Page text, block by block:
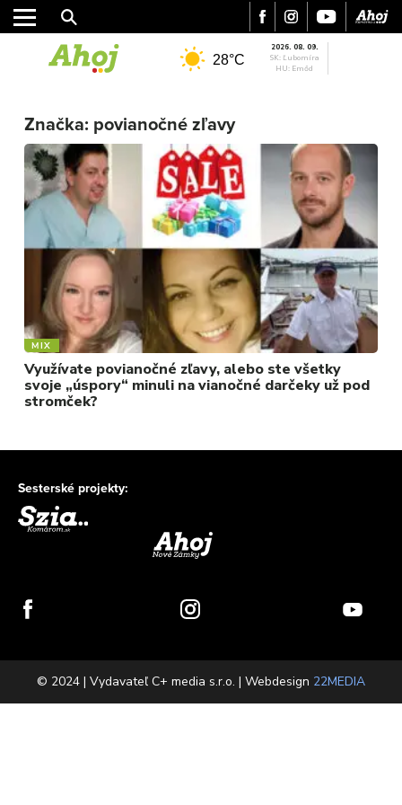
REGIÓN
ŠPORT
KULTÚRA
FOTKY
VIDEO
MIX
28°C
2026. 08. 09.
SK: Ľubomíra
HU: Emőd
Značka: povianočné zľavy
MIX
Využívate povianočné zľavy, alebo ste všetky
svoje „úspory“ minuli na vianočné darčeky už pod
stromček?
Sesterské projekty:
© 2024 | Vydavateľ C+ media s.r.o. | Webdesign 22MEDIA